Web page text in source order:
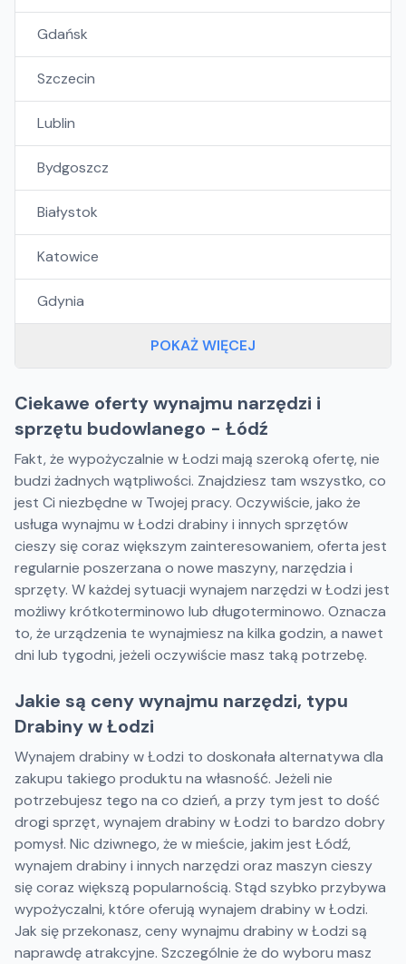
Gdańsk
Szczecin
Lublin
Bydgoszcz
Białystok
Katowice
Gdynia
POKAŻ WIĘCEJ
Ciekawe oferty wynajmu narzędzi i
sprzętu budowlanego - Łódź
Fakt, że wypożyczalnie w Łodzi mają szeroką ofertę, nie
budzi żadnych wątpliwości. Znajdziesz tam wszystko, co
jest Ci niezbędne w Twojej pracy. Oczywiście, jako że
usługa wynajmu w Łodzi drabiny i innych sprzętów
cieszy się coraz większym zainteresowaniem, oferta jest
regularnie poszerzana o nowe maszyny, narzędzia i
sprzęty. W każdej sytuacji wynajem narzędzi w Łodzi jest
możliwy krótkoterminowo lub długoterminowo. Oznacza
to, że urządzenia te wynajmiesz na kilka godzin, a nawet
dni lub tygodni, jeżeli oczywiście masz taką potrzebę.
Jakie są ceny wynajmu narzędzi, typu
Drabiny w Łodzi
Wynajem drabiny w Łodzi to doskonała alternatywa dla
zakupu takiego produktu na własność. Jeżeli nie
potrzebujesz tego na co dzień, a przy tym jest to dość
drogi sprzęt, wynajem drabiny w Łodzi to bardzo dobry
pomysł. Nic dziwnego, że w mieście, jakim jest Łódź,
wynajem drabiny i innych narzędzi oraz maszyn cieszy
się coraz większą popularnością. Stąd szybko przybywa
wypożyczalni, które oferują wynajem drabiny w Łodzi.
Jak się przekonasz, ceny wynajmu drabiny w Łodzi są
naprawdę atrakcyjne. Szczególnie że do wyboru masz